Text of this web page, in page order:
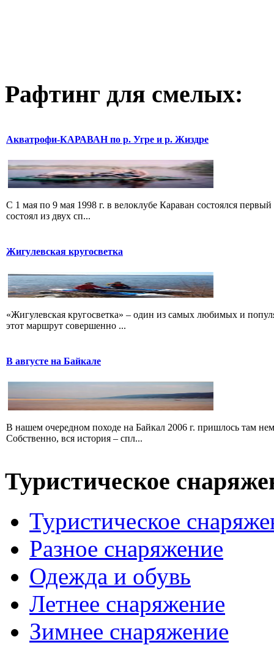
Рафтинг для смелых:
Акватрофи-КАРАВАН по р. Угре и р. Жиздре
С 1 мая по 9 мая 1998 г. в велоклубе Караван состоялся
состоял из двух сп...
Жигулевская кругосветка
«Жигулевская кругосветка» – один из самых любимых и
этот маршрут совершенно ...
В августе на Байкале
В нашем очередном походе на Байкал 2006 г. пришлось там
Собственно, вся история – спл...
Туристическое
Туристическое
Разное снаряжение
Одежда и обувь
Летнее снаряжение
Зимнее снаряжение